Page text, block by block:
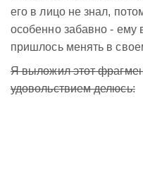
его в лицо не знал,
особенно забавно - ему
пришлось менять в
Я выложил этот
удовольствием делюсь: